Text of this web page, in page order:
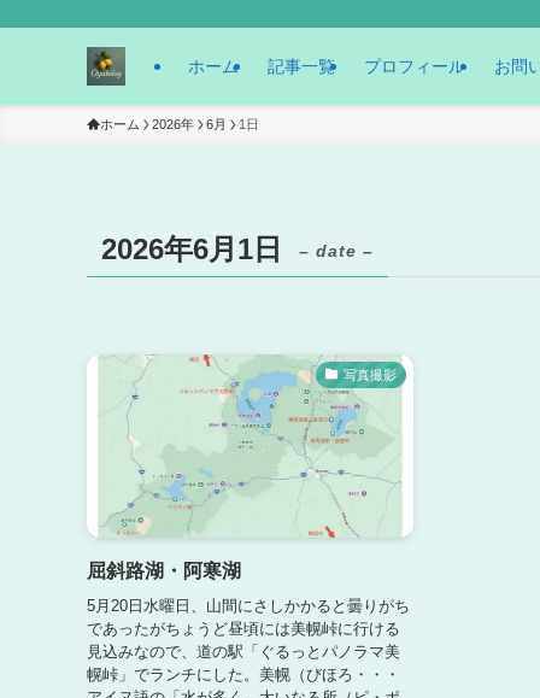
ホーム 記事一覧 プロフィール お問
ホーム 2026年 6月 1日
2026年6月1日 – date –
写真撮影
屈斜路湖・阿寒湖
5月20日水曜日、山間にさしかかると曇りがち
であったがちょうど昼頃には美幌峠に行ける
見込みなので、道の駅「ぐるっとパノラマ美
幌峠」でランチにした。美幌（びほろ・・・